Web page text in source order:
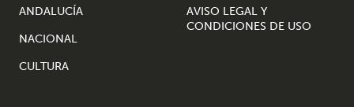
ANDALUCÍA
NACIONAL
CULTURA
AVISO LEGAL Y
CONDICIONES DE USO